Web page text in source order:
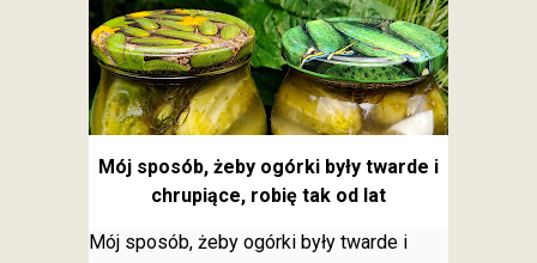
Mój sposób, żeby ogórki były twarde i
chrupiące, robię tak od lat
Mój sposób, żeby ogórki były twarde i